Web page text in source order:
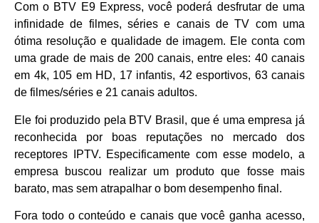
Com o BTV E9 Express, você poderá desfrutar de uma
infinidade de filmes, séries e canais de TV com uma
ótima resolução e qualidade de imagem. Ele conta com
uma grade de mais de 200 canais, entre eles: 40 canais
em 4k, 105 em HD, 17 infantis, 42 esportivos, 63 canais
de filmes/séries e 21 canais adultos.
Ele foi produzido pela BTV Brasil, que é uma empresa já
reconhecida por boas reputações no mercado dos
receptores IPTV. Especificamente com esse modelo, a
empresa buscou realizar um produto que fosse mais
barato, mas sem atrapalhar o bom desempenho final.
Fora todo o conteúdo e canais que você ganha acesso,